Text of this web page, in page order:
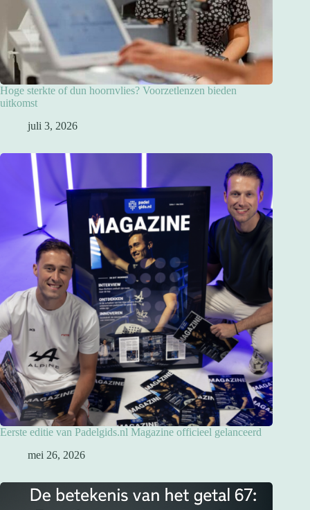
Hoge sterkte of dun hoornvlies? Voorzetlenzen bieden
uitkomst
juli 3, 2026
Eerste editie van Padelgids.nl Magazine officieel gelanceerd
mei 26, 2026